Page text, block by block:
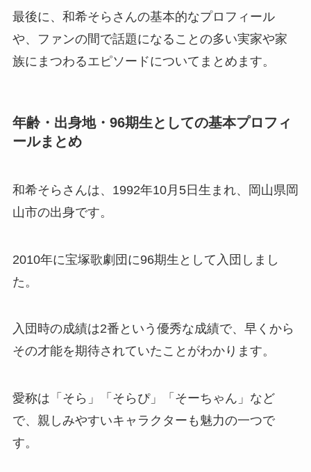
最後に、和希そらさんの基本的なプロフィール
や、ファンの間で話題になることの多い実家や家
族にまつわるエピソードについてまとめます。
年齢・出身地・96期生としての基本プロフィ
ールまとめ
和希そらさんは、1992年10月5日生まれ、岡山県岡
山市の出身です。
2010年に宝塚歌劇団に96期生として入団しまし
た。
入団時の成績は2番という優秀な成績で、早くから
その才能を期待されていたことがわかります。
愛称は「そら」「そらぴ」「そーちゃん」など
で、親しみやすいキャラクターも魅力の一つで
す。